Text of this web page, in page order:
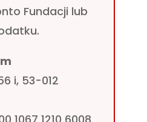
Fundacji lub
i, 53-012